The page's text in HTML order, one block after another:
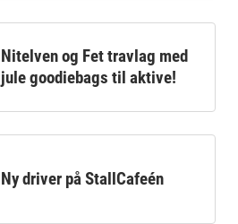
Nitelven og Fet travlag med
jule goodiebags til aktive!
Ny driver på StallCafeén